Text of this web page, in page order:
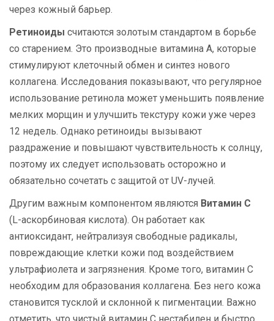
через кожный барьер.
Ретиноиды считаются золотым стандартом в борьбе
со старением. Это производные витамина А, которые
стимулируют клеточный обмен и синтез нового
коллагена. Исследования показывают, что регулярное
использование ретинола может уменьшить появление
мелких морщин и улучшить текстуру кожи уже через
12 недель. Однако ретиноиды вызывают
раздражение и повышают чувствительность к солнцу,
поэтому их следует использовать осторожно и
обязательно сочетать с защитой от UV-лучей.
Другим важным компонентом являются Витамин С
(L-аскорбиновая кислота). Он работает как
антиоксидант, нейтрализуя свободные радикалы,
повреждающие клетки кожи под воздействием
ультрафиолета и загрязнения. Кроме того, витамин С
необходим для образования коллагена. Без него кожа
становится тусклой и склонной к пигментации. Важно